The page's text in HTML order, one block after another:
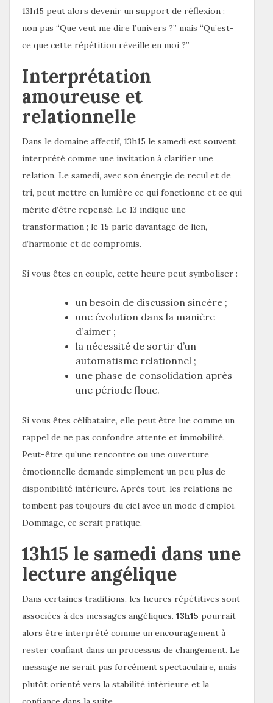
13h15 peut alors devenir un support de réflexion :
non pas “Que veut me dire l’univers ?” mais “Qu’est-
ce que cette répétition réveille en moi ?”
Interprétation
amoureuse et
relationnelle
Dans le domaine affectif, 13h15 le samedi est souvent
interprété comme une invitation à clarifier une
relation. Le samedi, avec son énergie de recul et de
tri, peut mettre en lumière ce qui fonctionne et ce qui
mérite d’être repensé. Le 13 indique une
transformation ; le 15 parle davantage de lien,
d’harmonie et de compromis.
Si vous êtes en couple, cette heure peut symboliser :
un besoin de discussion sincère ;
une évolution dans la manière
d’aimer ;
la nécessité de sortir d’un
automatisme relationnel ;
une phase de consolidation après
une période floue.
Si vous êtes célibataire, elle peut être lue comme un
rappel de ne pas confondre attente et immobilité.
Peut-être qu’une rencontre ou une ouverture
émotionnelle demande simplement un peu plus de
disponibilité intérieure. Après tout, les relations ne
tombent pas toujours du ciel avec un mode d’emploi.
Dommage, ce serait pratique.
13h15 le samedi dans une
lecture angélique
Dans certaines traditions, les heures répétitives sont
associées à des messages angéliques. 13h15 pourrait
alors être interprété comme un encouragement à
rester confiant dans un processus de changement. Le
message ne serait pas forcément spectaculaire, mais
plutôt orienté vers la stabilité intérieure et la